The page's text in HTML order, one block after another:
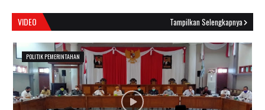
VIDEO Tampilkan Selengkapnya
POLITIK PEMERINTAHAN